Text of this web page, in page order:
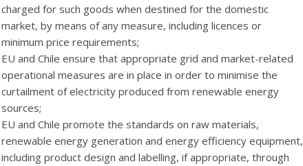
charged for such goods when destined for the domestic
market, by means of any measure, including licences or
minimum price requirements;
EU and Chile ensure that appropriate grid and market-related
operational measures are in place in order to minimise the
curtailment of electricity produced from renewable energy
sources;
EU and Chile promote the standards on raw materials,
renewable energy generation and energy efficiency equipment,
including product design and labelling, if appropriate, through